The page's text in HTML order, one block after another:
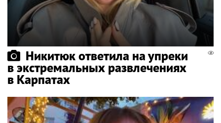
Никитюк ответила на упреки
в экстремальных развлечениях
в Карпатах